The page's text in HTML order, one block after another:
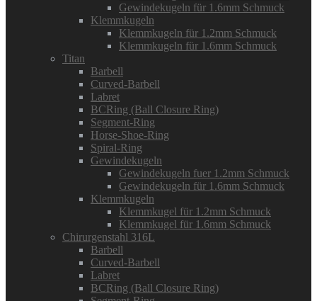
Gewindekugeln für 1.6mm Schmuck
Klemmkugeln
Klemmkugeln für 1.2mm Schmuck
Klemmkugeln für 1.6mm Schmuck
Titan
Barbell
Curved-Barbell
Labret
BCRing (Ball Closure Ring)
Segment-Ring
Horse-Shoe-Ring
Spiral-Ring
Gewindekugeln
Gewindekugeln fuer 1.2mm Schmuck
Gewindekugeln für 1.6mm Schmuck
Klemmkugeln
Klemmkugel für 1.2mm Schmuck
Klemmkugel für 1.6mm Schmuck
Chirurgenstahl 316L
Barbell
Curved-Barbell
Labret
BCRing (Ball Closure Ring)